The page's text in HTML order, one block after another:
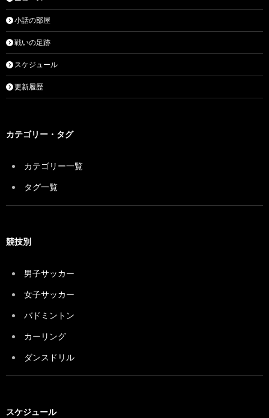
小話の部屋
戦いの足跡
スケジュール
更新履歴
カテゴリー・タグ
カテゴリー一覧
タグ一覧
競技別
男子サッカー
女子サッカー
バドミントン
カーリング
ダンスドリル
スケジュール